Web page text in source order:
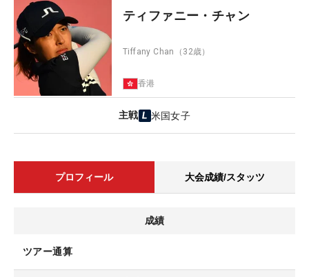
ティファニー・チャン
Tiffany Chan （32歳）
香港
主戦 米国女子
プロフィール 大会成績/スタッツ
成績
ツアー通算